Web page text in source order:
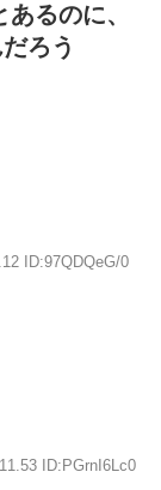
るのに、
ろう
ID:97QDQeG/0
ID:PGrnI6Lc0